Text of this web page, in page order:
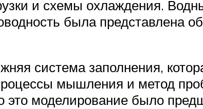
и схемы охлаждения.
была представлена
система заполнения,
мышления и метод
это моделирование было